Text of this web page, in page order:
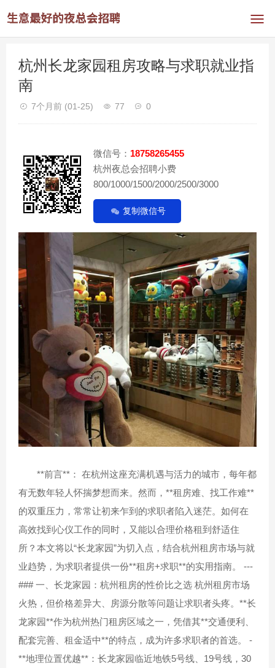
杭州长龙家园租房攻略与求职就业指
南
7个月前 (01-25) 77 0
微信号： 18758265455
杭州夜总会招聘小费
800/1000/1500/2000/2500/3000
复制微信号
**前言**： 在杭州这座充满机遇与活力的城市，每年都
有无数年轻人怀揣梦想而来。然而，**租房难、找工作难**
的双重压力，常常让初来乍到的求职者陷入迷茫。如何在
高效找到心仪工作的同时，又能以合理价格租到舒适住
所？本文将以“长龙家园”为切入点，结合杭州租房市场与就
业趋势，为求职者提供一份**租房+求职**的实用指南。 ---
### 一、长龙家园：杭州租房的性价比之选 杭州租房市场
火热，但价格差异大、房源分散等问题让求职者头疼。**长
龙家园**作为杭州热门租房区域之一，凭借其**交通便利、
配套完善、租金适中**的特点，成为许多求职者的首选。 -
**地理位置优越**：长龙家园临近地铁5号线、19号线，30